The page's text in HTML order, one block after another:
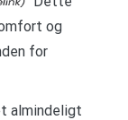
og
for
almindeligt